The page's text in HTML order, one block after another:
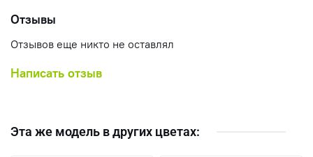
Отзывы
Отзывов еще никто не оставлял
Написать отзыв
Эта же модель в других цветах: